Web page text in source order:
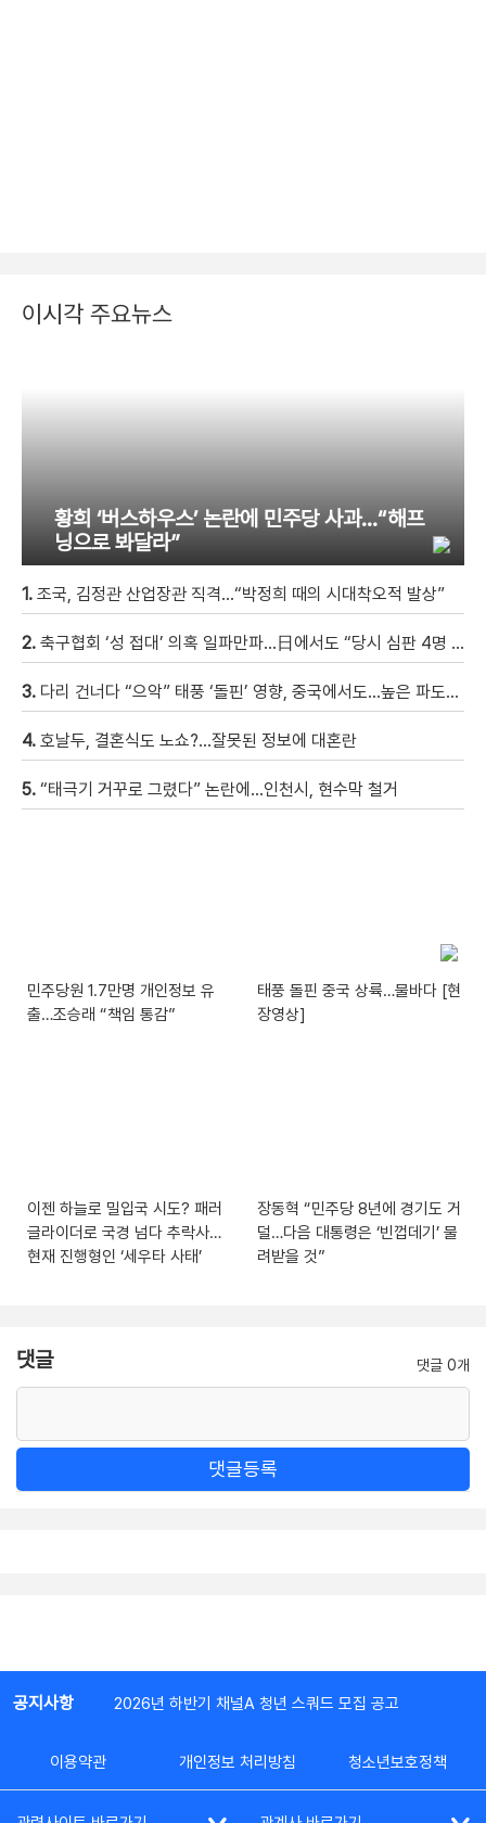
이시각 주요뉴스
황희 ‘버스하우스’ 논란에 민주당 사과…“해프
닝으로 봐달라”
1. 조국, 김정관 산업장관 직격…“박정희 때의 시대착오적 발상”
2. 축구협회 ‘성 접대’ 의혹 일파만파…日에서도 “당시 심판 4명 조사 착수”
3. 다리 건너다 “으악” 태풍 ‘돌핀’ 영향, 중국에서도…높은 파도에 휩쓸려 9세 아이 실종 [현장영상]
4. 호날두, 결혼식도 노쇼?…잘못된 정보에 대혼란
5. “태극기 거꾸로 그렸다” 논란에…인천시, 현수막 철거
민주당원 1.7만명 개인정보 유
출…조승래 “책임 통감”
태풍 돌핀 중국 상륙…물바다 [현
장영상]
이젠 하늘로 밀입국 시도? 패러
글라이더로 국경 넘다 추락사…
현재 진행형인 ‘세우타 사태’
장동혁 “민주당 8년에 경기도 거
덜…다음 대통령은 ‘빈껍데기’ 물
려받을 것”
댓글 댓글 0개
댓글등록
공지사항 2026년 하반기 채널A 청년 스쿼드 모집 공고
이용약관 개인정보 처리방침 청소년보호정책